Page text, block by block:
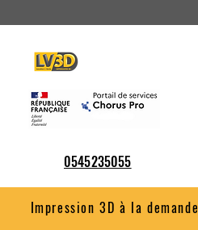
0545235055
Impression 3D à la demande